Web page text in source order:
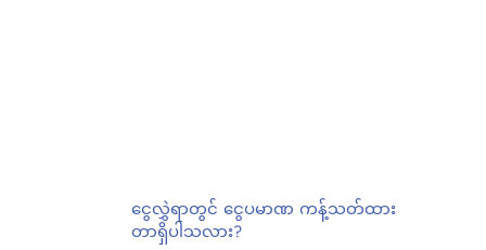
ငွေလွှဲရာတွင် ငွေပမာဏ ကန့်သတ်ထား
တာရှိပါသလား?